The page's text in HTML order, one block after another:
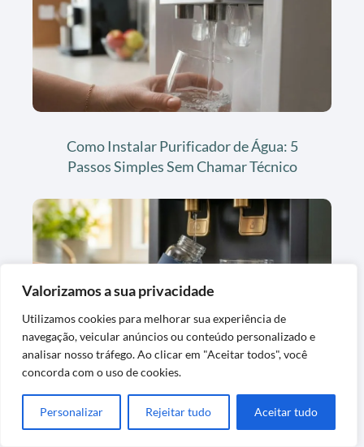
Valorizamos a sua privacidade
Utilizamos cookies para melhorar sua experiência de
navegação, veicular anúncios ou conteúdo personalizado e
analisar nosso tráfego. Ao clicar em "Aceitar todos", você
concorda com o uso de cookies.
Personalizar Rejeitar tudo Aceitar tudo
Como Instalar Purificador de Água: 5
Passos Simples Sem Chamar Técnico
Purificador de Água Everest: Linha Soft,
Modelos e Qual é o Melhor